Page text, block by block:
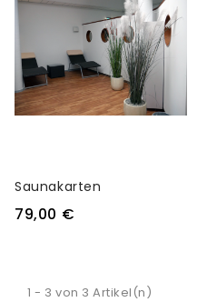
Saunakarten
79,00 €
1 - 3 von 3 Artikel(n)